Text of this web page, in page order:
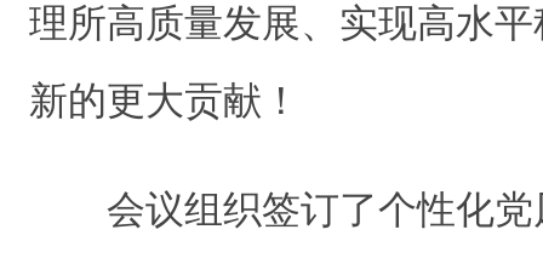
理所高质量发展、实现高水
新的更大贡献！
会议组织签订了个性化